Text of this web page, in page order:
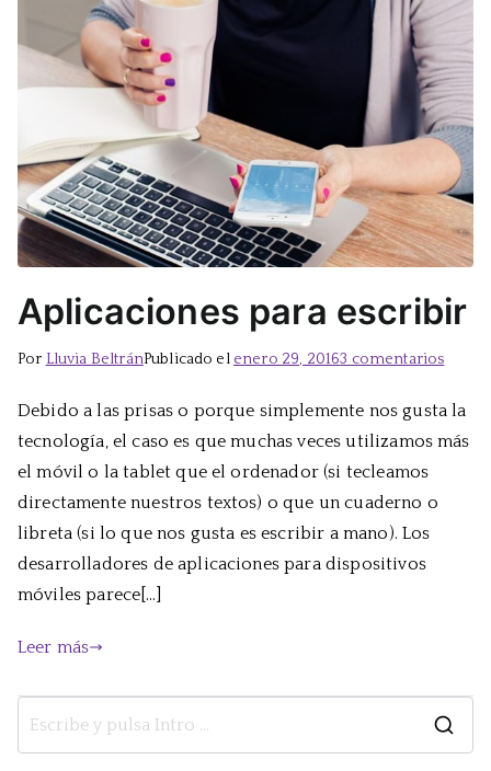
Aplicaciones para escribir
Por Lluvia BeltránPublicado el enero 29, 20163 comentariosen
para
Debido a las prisas o porque simplemente nos gusta la
tecnología, el caso es que muchas veces utilizamos más
el móvil o la tablet que el ordenador (si tecleamos
directamente nuestros textos) o que un cuaderno o
libreta (si lo que nos gusta es escribir a mano). Los
desarrolladores de aplicaciones para dispositivos
móviles parece[…]
Leer más